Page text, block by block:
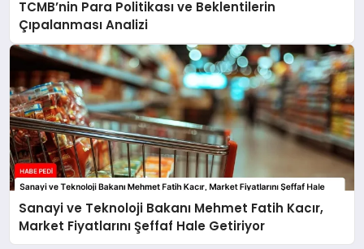
TCMB’nin Para Politikası ve Beklentilerin
Çıpalanması Analizi
Sanayi ve Teknoloji Bakanı Mehmet Fatih Kacır,
Market Fiyatlarını Şeffaf Hale Getiriyor